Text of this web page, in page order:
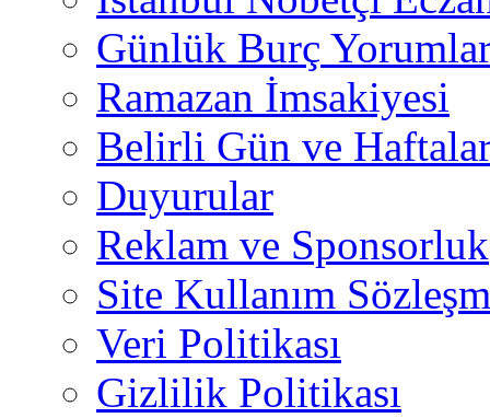
Günlük Burç
Ramazan İmsakiyesi
Belirli Gün ve
Duyurular
Reklam ve Sponsorluk
Site Kullanım
Veri Politikası
Gizlilik Politikası